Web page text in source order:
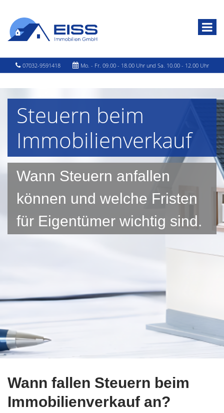
07032-9591418 Mo. - Fr. 09.00 - 18.00 Uhr und Sa. 10.00 - 12.00 Uhr
Steuern beim
Immobilienverkauf
Wann Steuern anfallen
können und welche Fristen
für Eigentümer wichtig sind.
Wann fallen Steuern beim
Immobilienverkauf an?